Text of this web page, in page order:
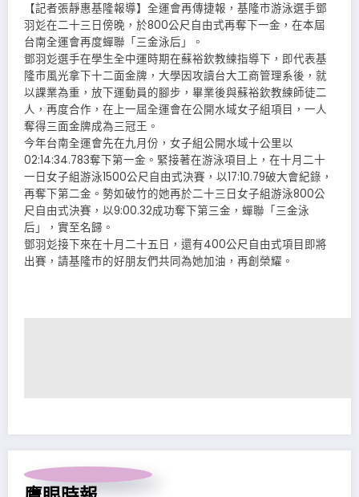
【記者張靜惠基隆報導】全運會再傳捷報，基隆市游泳選手鄧
羽彣在二十三日傍晚，於800公尺自由式再奪下一金，在本屆
台南全運會再度蟬聯「三金泳后」。
鄧羽彣選手在學生全中運時期在蘇裕欽教練指導下，即代表基
隆市風光拿下十二面金牌，大學因攻讀台大工商管理系後，就
以課業為重，放下運動員的腳步，畢業後與蘇裕欽教練師徒二
人，再度合作，在上一屆全運會在公開水域女子組項目，一人
奪得三面金牌成為三冠王。
今年台南全運會先在九月份，女子組公開水域十公里以
02:14:34.783奪下第一金。緊接著在游泳項目上，在十月二十
一日女子組游泳1500公尺自由式決賽，以17:10.79破大會紀錄，
再奪下第二金。勢如破竹的她再於二十三日女子組游泳800公
尺自由式決賽，以9:00.32成功奪下第三金，蟬聯「三金泳
后」，實至名歸。
鄧羽彣接下來在十月二十五日，還有400公尺自由式項目即將
出賽，請基隆市的好朋友們共同為她加油，再創榮耀。